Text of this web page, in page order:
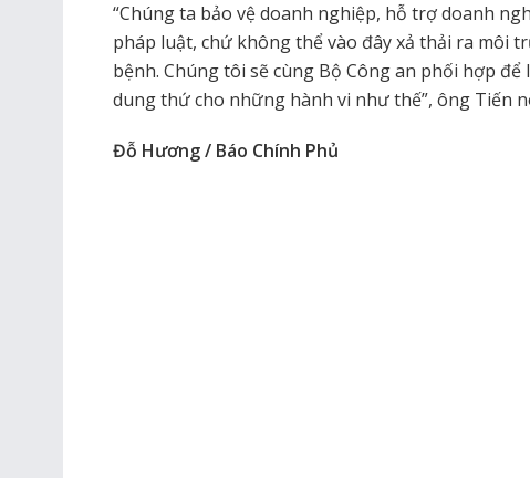
“Chúng ta bảo vệ doanh nghiệp, hỗ trợ doanh
pháp luật, chứ không thể vào đây xả thải ra môi
bệnh. Chúng tôi sẽ cùng Bộ Công an phối hợp
dung thứ cho những hành vi như thế”, ông Tiến
Đỗ Hương / Báo Chính Phủ